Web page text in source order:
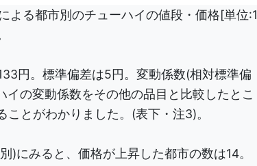
よる都市別のチューハイの値段・価格[単位:1
円。標準偏差は5円。変動係数(相対標準偏
の変動係数をその他の品目と比較したとこ
とがわかりました。(表下・注3)。
)にみると、価格が上昇した都市の数は14。